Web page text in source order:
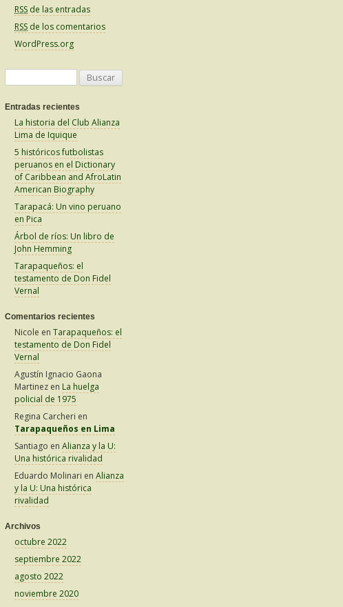
RSS de las entradas
RSS de los comentarios
WordPress.org
sEntradas recientes
La historia del Club Alianza
Lima de Iquique
5 históricos futbolistas
peruanos en el Dictionary
of Caribbean and AfroLatin
American Biography
Tarapacá: Un vino peruano
en Pica
Árbol de ríos: Un libro de
John Hemming
Tarapaqueños: el
testamento de Don Fidel
Vernal
Comentarios recientes
Nicole enTarapaqueños: el
testamento de Don Fidel
Vernal
Agustín Ignacio Gaona
Martinez en La huelga
policial de 1975
Regina Carcheri en
Tarapaqueños en Lima
Santiago enAlianza y la U:
Una histórica rivalidad
Eduardo Molinari enAlianza
y la U: Una histórica
rivalidad
Archivos
octubre 2022
septiembre 2022
agosto 2022
noviembre 2020